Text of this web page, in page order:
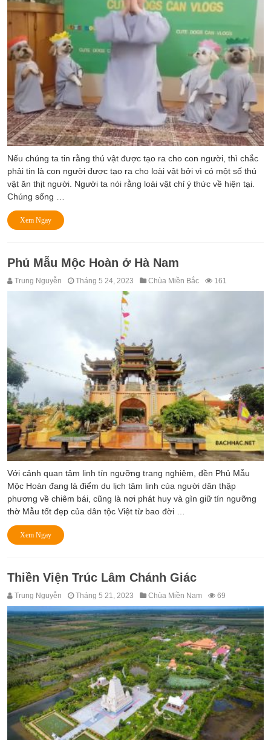
Nếu chúng ta tin rằng thú vật được tạo ra cho con người, thì chắc
phải tin là con người được tạo ra cho loài vật bởi vì có một số thú
vật ăn thịt người. Người ta nói rằng loài vật chỉ ý thức về hiện tại.
Chúng sống …
Xem Ngay
Phủ Mẫu Mộc Hoàn ở Hà Nam
Trung Nguyễn Tháng 5 24, 2023 Chùa Miền Bắc 161
Với cảnh quan tâm linh tín ngưỡng trang nghiêm, đền Phủ Mẫu
Mộc Hoàn đang là điểm du lịch tâm linh của người dân thập
phương về chiêm bái, cũng là nơi phát huy và gìn giữ tín ngưỡng
thờ Mẫu tốt đẹp của dân tộc Việt từ bao đời …
Xem Ngay
Thiền Viện Trúc Lâm Chánh Giác
Trung Nguyễn Tháng 5 21, 2023 Chùa Miền Nam 69